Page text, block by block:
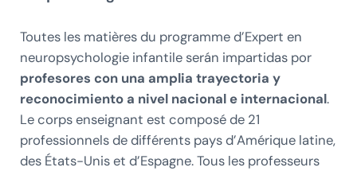
Toutes les matières du programme d’Expert en
neuropsychologie infantile serán impartidas por
profesores con una amplia trayectoria y
reconocimiento a nivel nacional e internacional.
Le corps enseignant est composé de 21
professionnels de différents pays d’Amérique latine,
des États-Unis et d’Espagne. Tous les professeurs